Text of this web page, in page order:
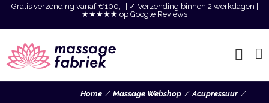
Gratis verzending vanaf €100,- | ✓ Verzending binnen 2 werkdagen |
★★★★★ op Google Reviews
Home Massage Webshop Acupressuur